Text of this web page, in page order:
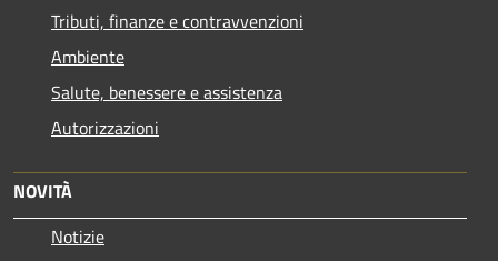
Tributi, finanze e contravvenzioni
Ambiente
Salute, benessere e assistenza
Autorizzazioni
NOVITÀ
Notizie